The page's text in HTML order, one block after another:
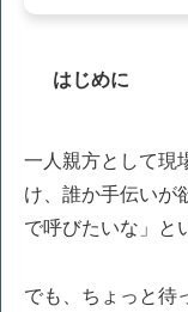
はじめに
一人親方として現
け、誰か手伝いが
で呼びたいな」と
でも、ちょっと待